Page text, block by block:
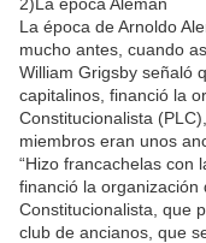
La época de Arnoldo
mucho antes, cuando
William Grigsby señaló
capitalinos, financió la
Constitucionalista
miembros eran unos
“Hizo francachelas con
financió la organización
Constitucionalista, que
club de ancianos, que